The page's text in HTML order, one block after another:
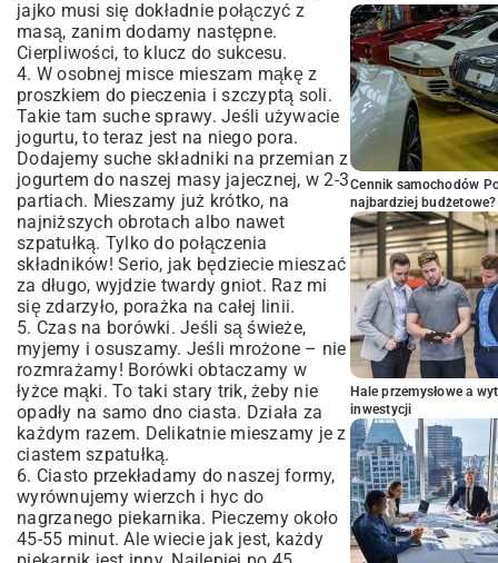
jajko musi się dokładnie połączyć z
masą, zanim dodamy następne.
Cierpliwości, to klucz do sukcesu.
4. W osobnej misce mieszam mąkę z
proszkiem do pieczenia i szczyptą soli.
Takie tam suche sprawy. Jeśli używacie
jogurtu, to teraz jest na niego pora.
Dodajemy suche składniki na przemian z
jogurtem do naszej masy jajecznej, w 2-3
partiach. Mieszamy już krótko, na
najniższych obrotach albo nawet
szpatułką. Tylko do połączenia
składników! Serio, jak będziecie mieszać
za długo, wyjdzie twardy gniot. Raz mi
się zdarzyło, porażka na całej linii.
5. Czas na borówki. Jeśli są świeże,
myjemy i osuszamy. Jeśli mrożone – nie
rozmrażamy! Borówki obtaczamy w
łyżce mąki. To taki stary trik, żeby nie
opadły na samo dno ciasta. Działa za
każdym razem. Delikatnie mieszamy je z
ciastem szpatułką.
6. Ciasto przekładamy do naszej formy,
wyrównujemy wierzch i hyc do
nagrzanego piekarnika. Pieczemy około
45-55 minut. Ale wiecie jak jest, każdy
Cennik samochodów
najbardziej budżetowe?
Hale przemysłowe a
inwestycji